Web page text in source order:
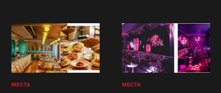
МЕСТА МЕСТА